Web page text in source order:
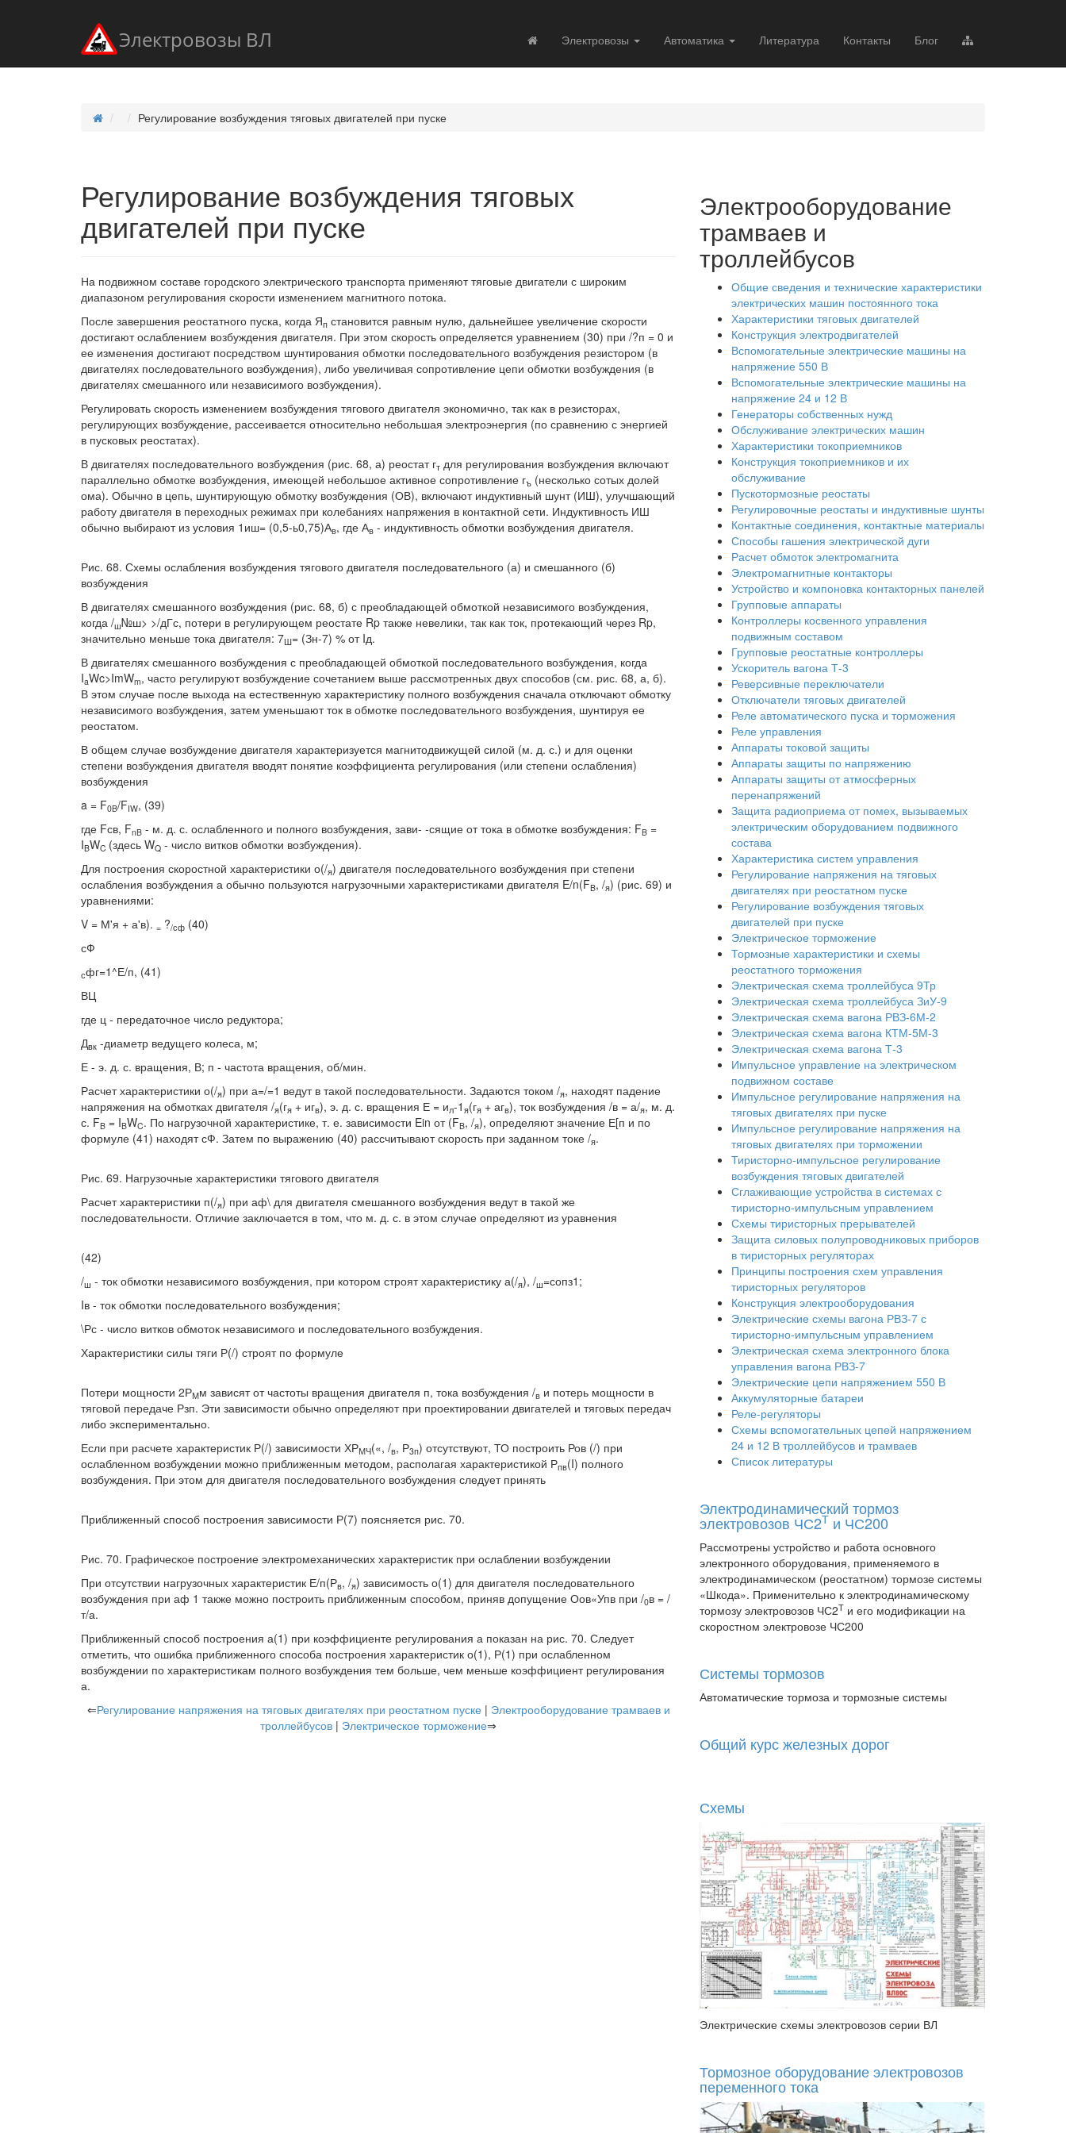
Электровозы ВЛ Электровозы Автоматика Литература Контакты Блог
Регулирование возбуждения тяговых двигателей при пуске
Регулирование возбуждения тяговых
двигателей при пуске
На подвижном составе городского электрического транспорта применяют тяговые двигатели с широким
диапазоном регулирования скорости изменением магнитного потока.
После завершения реостатного пуска, когда Яп становится равным нулю, дальнейшее увеличение скорости
достигают ослаблением возбуждения двигателя. При этом скорость определяется уравнением (30) при /?п = 0 и
ее изменения достигают посредством шунтирования обмотки последовательного возбуждения резистором (в
двигателях последовательного возбуждения), либо увеличивая сопротивление цепи обмотки возбуждения (в
двигателях смешанного или независимого возбуждения).
Регулировать скорость изменением возбуждения тягового двигателя экономично, так как в резисторах,
регулирующих возбуждение, рассеивается относительно небольшая электроэнергия (по сравнению с энергией
в пусковых реостатах).
В двигателях последовательного возбуждения (рис. 68, а) реостат гт для регулирования возбуждения включают
параллельно обмотке возбуждения, имеющей небольшое активное сопротивление гъ (несколько сотых долей
ома). Обычно в цепь, шунтирующую обмотку возбуждения (ОВ), включают индуктивный шунт (ИШ), улучшающий
работу двигателя в переходных режимах при колебаниях напряжения в контактной сети. Индуктивность ИШ
обычно выбирают из условия 1иш= (0,5-ь0,75)Ав, где Ав - индуктивность обмотки возбуждения двигателя.
Рис. 68. Схемы ослабления возбуждения тягового двигателя последовательного (а) и смешанного (б)
возбуждения
В двигателях смешанного возбуждения (рис. 68, б) с преобладающей обмоткой независимого возбуждения,
когда /ш№ш> >/дГс, потери в регулирующем реостате Rp также невелики, так как ток, протекающий через Rp,
значительно меньше тока двигателя: 7Ш= (Зн-7) % от Iд.
В двигателях смешанного возбуждения с преобладающей обмоткой последовательного возбуждения, когда
IaWc>ImWm, часто регулируют возбуждение сочетанием выше рассмотренных двух способов (см. рис. 68, а, б).
В этом случае после выхода на естественную характеристику полного возбуждения сначала отключают обмотку
независимого возбуждения, затем уменьшают ток в обмотке последовательного возбуждения, шунтируя ее
реостатом.
В общем случае возбуждение двигателя характеризуется магнитодвижущей силой (м. д. с.) и для оценки
степени возбуждения двигателя вводят понятие коэффициента регулирования (или степени ослабления)
возбуждения
a = F0B/FIW, (39)
где Fсв, FnB - м. д. с. ослабленного и полного возбуждения, зави- -сящие от тока в обмотке возбуждения: FB =
IBWC (здесь WQ - число витков обмотки возбуждения).
Для построения скоростной характеристики о(/я) двигателя последовательного возбуждения при степени
ослабления возбуждения а обычно пользуются нагрузочными характеристиками двигателя E/n(FB, /я) (рис. 69) и
уравнениями:
V = М'я + а'в). = ?/сф (40)
сФ
сфг=1^Е/п, (41)
ВЦ
где ц - передаточное число редуктора;
Двк -диаметр ведущего колеса, м;
Е - э. д. с. вращения, В; п - частота вращения, об/мин.
Расчет характеристики о(/я) при а=/=1 ведут в такой последовательности. Задаются током /я, находят падение
напряжения на обмотках двигателя /я(гя + игв), э. д. с. вращения Е = ил-1 я(гя + агв), ток возбуждения /в = а/я, м. д.
с. FB = IBWC. По нагрузочной характеристике, т. е. зависимости Ein от (FB, /я), определяют значение Е[п и по
формуле (41) находят сФ. Затем по выражению (40) рассчитывают скорость при заданном токе /я.
Рис. 69. Нагрузочные характеристики тягового двигателя
Расчет характеристики п(/я) при аф\ для двигателя смешанного возбуждения ведут в такой же
последовательности. Отличие заключается в том, что м. д. с. в этом случае определяют из уравнения
(42)
/ш - ток обмотки независимого возбуждения, при котором строят характеристику а(/я), /ш=сопз1;
Iв - ток обмотки последовательного возбуждения;
\Рс - число витков обмоток независимого и последовательного возбуждения.
Характеристики силы тяги Р(/) строят по формуле
Потери мощности 2РМм зависят от частоты вращения двигателя п, тока возбуждения /в и потерь мощности в
тяговой передаче Рзп. Эти зависимости обычно определяют при проектировании двигателей и тяговых передач
либо экспериментально.
Если при расчете характеристик Р(/) зависимости ХРМЧ(«, /в, Р3п) отсутствуют, ТО построить Ров (/) при
ослабленном возбуждении можно приближенным методом, располагая характеристикой Рпв(I) полного
возбуждения. При этом для двигателя последовательного возбуждения следует принять
Приближенный способ построения зависимости Р(7) поясняется рис. 70.
Рис. 70. Графическое построение электромеханических характеристик при ослаблении возбуждении
При отсутствии нагрузочных характеристик Е/п(Рв, /я) зависимость о(1) для двигателя последовательного
возбуждения при аф 1 также можно построить приближенным способом, приняв допущение Оов«Упв при /0в = /
т/а.
Приближенный способ построения а(1) при коэффициенте регулирования а показан на рис. 70. Следует
отметить, что ошибка приближенного способа построения характеристик о(1), Р(1) при ослабленном
возбуждении по характеристикам полного возбуждения тем больше, чем меньше коэффициент регулирования
а.
⇐Регулирование напряжения на тяговых двигателях при реостатном пуске | Электрооборудование трамваев и
троллейбусов | Электрическое торможение⇒
Электрооборудование
трамваев и
троллейбусов
Общие сведения и технические характеристики
электрических машин постоянного тока
Характеристики тяговых двигателей
Конструкция электродвигателей
Вспомогательные электрические машины на
напряжение 550 В
Вспомогательные электрические машины на
напряжение 24 и 12 В
Генераторы собственных нужд
Обслуживание электрических машин
Характеристики токоприемников
Конструкция токоприемников и их
обслуживание
Пускотормозные реостаты
Регулировочные реостаты и индуктивные шунты
Контактные соединения, контактные материалы
Способы гашения электрической дуги
Расчет обмоток электромагнита
Электромагнитные контакторы
Устройство и компоновка контакторных панелей
Групповые аппараты
Контроллеры косвенного управления
подвижным составом
Групповые реостатные контроллеры
Ускоритель вагона Т-3
Реверсивные переключатели
Отключатели тяговых двигателей
Реле автоматического пуска и торможения
Реле управления
Аппараты токовой защиты
Аппараты защиты по напряжению
Аппараты защиты от атмосферных
перенапряжений
Защита радиоприема от помех, вызываемых
электрическим оборудованием подвижного
состава
Характеристика систем управления
Регулирование напряжения на тяговых
двигателях при реостатном пуске
Регулирование возбуждения тяговых
двигателей при пуске
Электрическое торможение
Тормозные характеристики и схемы
реостатного торможения
Электрическая схема троллейбуса 9Тр
Электрическая схема троллейбуса ЗиУ-9
Электрическая схема вагона РВЗ-6М-2
Электрическая схема вагона КТМ-5М-3
Электрическая схема вагона Т-3
Импульсное управление на электрическом
подвижном составе
Импульсное регулирование напряжения на
тяговых двигателях при пуске
Импульсное регулирование напряжения на
тяговых двигателях при торможении
Тиристорно-импульсное регулирование
возбуждения тяговых двигателей
Сглаживающие устройства в системах с
тиристорно-импульсным управлением
Схемы тиристорных прерывателей
Защита силовых полупроводниковых приборов
в тиристорных регуляторах
Принципы построения схем управления
тиристорных регуляторов
Конструкция электрооборудования
Электрические схемы вагона РВЗ-7 с
тиристорно-импульсным управлением
Электрическая схема электронного блока
управления вагона РВЗ-7
Электрические цепи напряжением 550 В
Аккумуляторные батареи
Реле-регуляторы
Схемы вспомогательных цепей напряжением
24 и 12 В троллейбусов и трамваев
Список литературы
Электродинамический тормоз
электровозов ЧС2Т и ЧС200
Рассмотрены устройство и работа основного
электронного оборудования, применяемого в
электродинамическом (реостатном) тормозе системы
«Шкода». Применительно к электродинамическому
тормозу электровозов ЧС2Т и его модификации на
скоростном электровозе ЧС200
Системы тормозов
Автоматические тормоза и тормозные системы
Общий курс железных дорог
Схемы
Электрические схемы электровозов серии ВЛ
Тормозное оборудование электровозов
переменного тока